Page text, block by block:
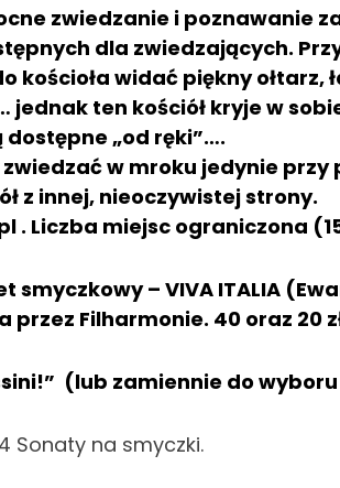
zwiedzanie i poznawanie
dla zwiedzających.
kościoła widać piękny ołtarz,
jednak ten kościół kryje w
„od ręki”….
w mroku jedynie
z innej, nieoczywistej strony.
. Liczba miejsc ograniczona
smyczkowy – VIVA ITALIA
Filharmonie. 40 oraz 20
(lub zamiennie do wyboru
Sonaty na smyczki.